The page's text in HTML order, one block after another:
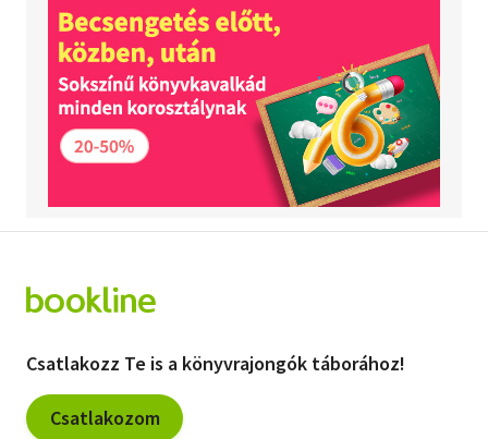
Csatlakozz Te is a könyvrajongók táborához!
Csatlakozom